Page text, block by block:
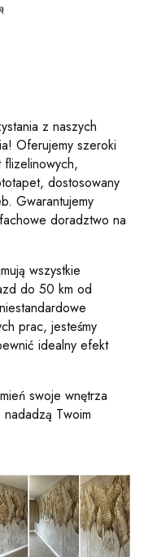
z naszych
Oferujemy szeroki
flizelinowych,
dostosowany
Gwarantujemy
doradztwo na
wszystkie
do 50 km od
prac, jesteśmy
idealny efekt
swoje wnętrza
Twoim